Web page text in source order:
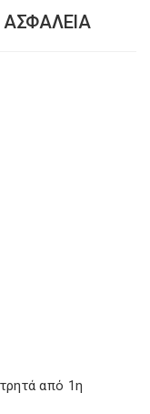
ΑΣΦΑΛΕΙΑ
από 1η